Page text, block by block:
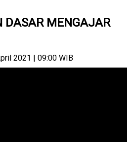
DASAR MENGAJAR
2021 | 09:00 WIB